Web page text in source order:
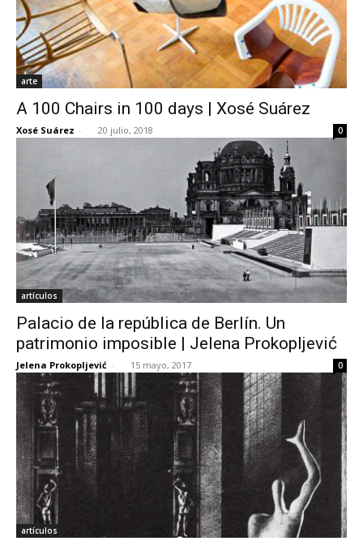
arte
A 100 Chairs in 100 days | Xosé Suárez
Xosé Suárez - 20 julio, 2018 0
artículos
Palacio de la república de Berlín. Un
patrimonio imposible | Jelena Prokopljević
Jelena Prokopljević - 15 mayo, 2017 0
artículos